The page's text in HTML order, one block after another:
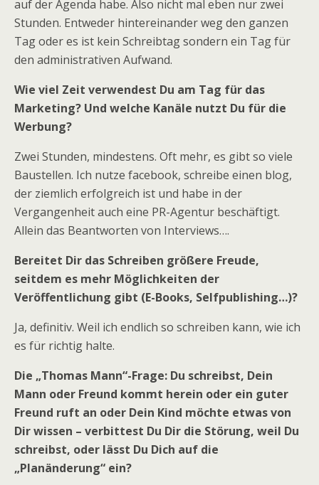
auf der Agenda habe. Also nicht mal eben nur zwei
Stunden. Entweder hintereinander weg den ganzen
Tag oder es ist kein Schreibtag sondern ein Tag für
den administrativen Aufwand.
Wie viel Zeit verwendest Du am Tag für das
Marketing? Und welche Kanäle nutzt Du für die
Werbung?
Zwei Stunden, mindestens. Oft mehr, es gibt so viele
Baustellen. Ich nutze facebook, schreibe einen blog,
der ziemlich erfolgreich ist und habe in der
Vergangenheit auch eine PR-Agentur beschäftigt.
Allein das Beantworten von Interviews….
Bereitet Dir das Schreiben größere Freude,
seitdem es mehr Möglichkeiten der
Veröffentlichung gibt (E-Books, Selfpublishing…)?
Ja, definitiv. Weil ich endlich so schreiben kann, wie ich
es für richtig halte.
Die „Thomas Mann“-Frage: Du schreibst, Dein
Mann oder Freund kommt herein oder ein guter
Freund ruft an oder Dein Kind möchte etwas von
Dir wissen – verbittest Du Dir die Störung, weil Du
schreibst, oder lässt Du Dich auf die
„Planänderung“ ein?